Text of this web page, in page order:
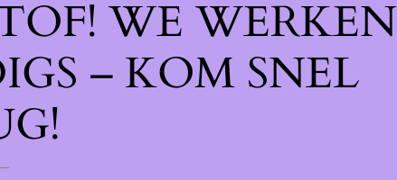
WE WERKEN
– KOM SNEL